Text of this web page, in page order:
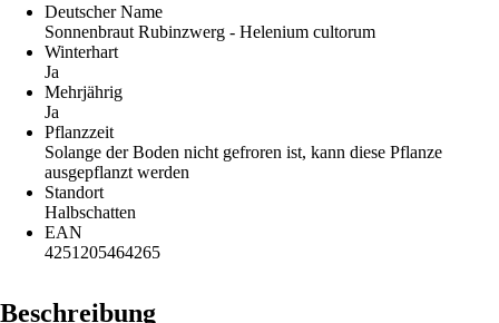
Deutscher Name
Sonnenbraut Rubinzwerg - Helenium cultorum
Winterhart
Ja
Mehrjährig
Ja
Pflanzzeit
Solange der Boden nicht gefroren ist, kann diese Pflanze
ausgepflanzt werden
Standort
Halbschatten
EAN
4251205464265
Beschreibung